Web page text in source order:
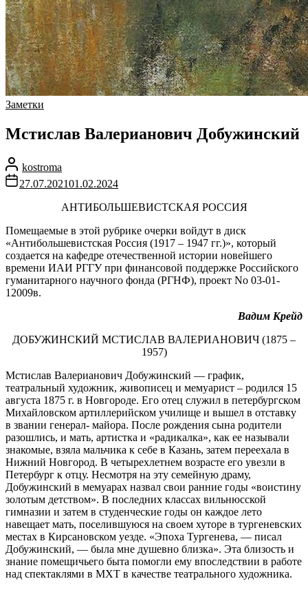
Заметки
Мстислав Валерианович Добужинский
kostroma
27.07.202101.02.2024
АНТИБОЛЬШЕВИСТСКАЯ РОССИЯ
Помещаемые в этой рубрике очерки войдут в диск
«Антибольшевистская Россия (1917 – 1947 гг.)», который
создается на кафедре отечественной истории новейшего
времени ИАИ РГГУ при финансовой поддержке Российского
гуманитарного научного фонда (РГНФ), проект No 03-01-
12009в.
Вадим Крейд
ДОБУЖИНСКИЙ МСТИСЛАВ ВАЛЕРИАНОВИЧ (1875 –
1957)
Мстислав Валерианович Добужинский — график,
театральный художник, живописец и мемуарист – родился 15
августа 1875 г. в Новгороде. Его отец служил в петербургском
Михайловском артиллерийском училище и вышел в отставку
в звании генерал- майора. После рождения сына родители
разошлись, и мать, артистка и «радикалка», как ее называли
знакомые, взяла мальчика к себе в Казань, затем переехала в
Нижний Новгород. В четырехлетнем возрасте его увезли в
Петербург к отцу. Несмотря на эту семейную драму,
Добужинский в мемуарах назвал свои ранние годы «воистину
золотым детством». В последних классах вильнюсской
гимназии и затем в студенческие годы он каждое лето
навещает мать, поселившуюся на своем хуторе в тургеневских
местах в Кирсановском уезде. «Эпоха Тургенева, — писал
Добужинский, — была мне душевно близка». Эта близость и
знание помещичьего быта помогли ему впоследствии в работе
над спектаклями в МХТ в качестве театрального художника.